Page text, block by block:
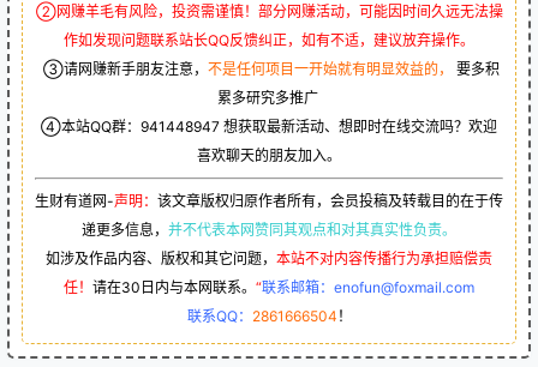
②网赚羊毛有风险，投资需谨慎！部分网赚活动，可能因时间久远无法操
作如发现问题联系站长QQ反馈纠正，如有不适，建议放弃操作。
③请网赚新手朋友注意， 不是任何项目一开始就有明显效益的，
要多积
累多研究多推广
④本站QQ群： 941448947 想获取最新活动、想即时在线交流吗？欢迎
喜欢聊天的朋友加入。
生财有道网-声明： 该文章版权归原作者所有，会员投稿及转载目的在于传
递更多信息， 并不代表本网赞同其观点和对其真实性负责。
如涉及作品内容、版权和其它问题， 本站不对内容传播行为承担赔偿责
任！ 请在30日内与本网联系。 “联系邮箱：enofun@foxmail.com
联系QQ： 2861666504 ！